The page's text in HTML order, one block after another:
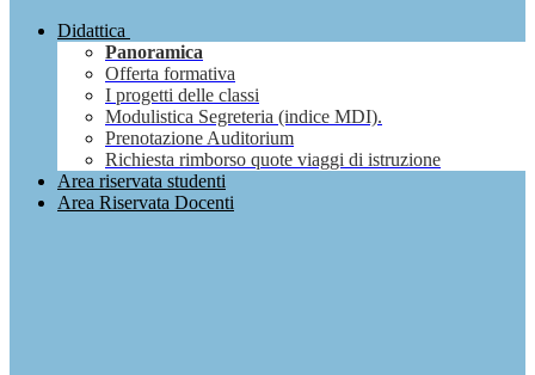
Didattica
Panoramica
Offerta formativa
I progetti delle classi
Modulistica Segreteria (indice MDI).
Prenotazione Auditorium
Richiesta rimborso quote viaggi di istruzione
Area riservata studenti
Area Riservata Docenti